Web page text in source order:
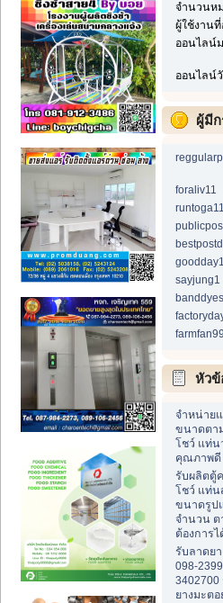
จำนวนห
ผู้ใช้งาน
ออนไลน์
ออนไลน์
ผู้มี
foraliv11
runtoga11
goodday1
sayjung1
farmfan99
หัวข้
สูงสุด)
จำหน่าย
ขนาดตา
โชว์ แท่น
คุณภาพดี
รับผลิตตู้
โชว์ แท่
ขนาดรูป
จำนวน ต
ต้องการไ
รับลาดย
098-
ยางมะตอ